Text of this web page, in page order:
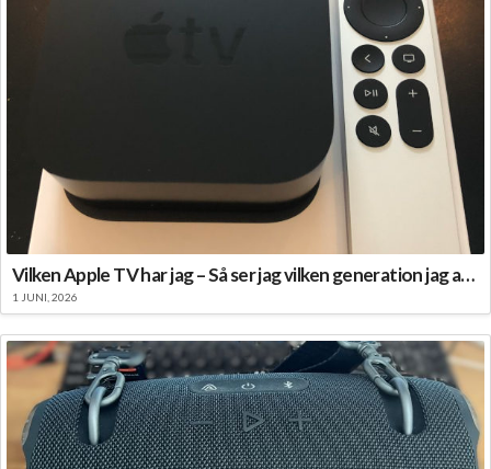
Vilken Apple TV har jag – Så ser jag vilken generation jag använder
1 JUNI, 2026